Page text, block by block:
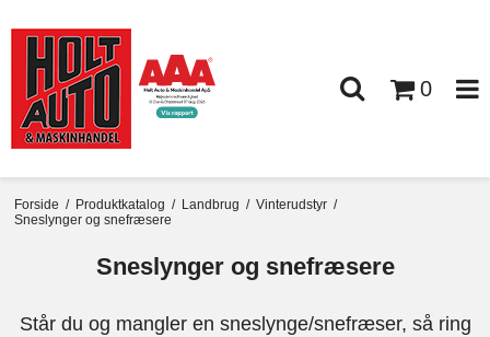
0
Forside / Produktkatalog / Landbrug / Vinterudstyr /
Sneslynger og snefræsere
Sneslynger og snefræsere
Står du og mangler en sneslynge/snefræser, så ring